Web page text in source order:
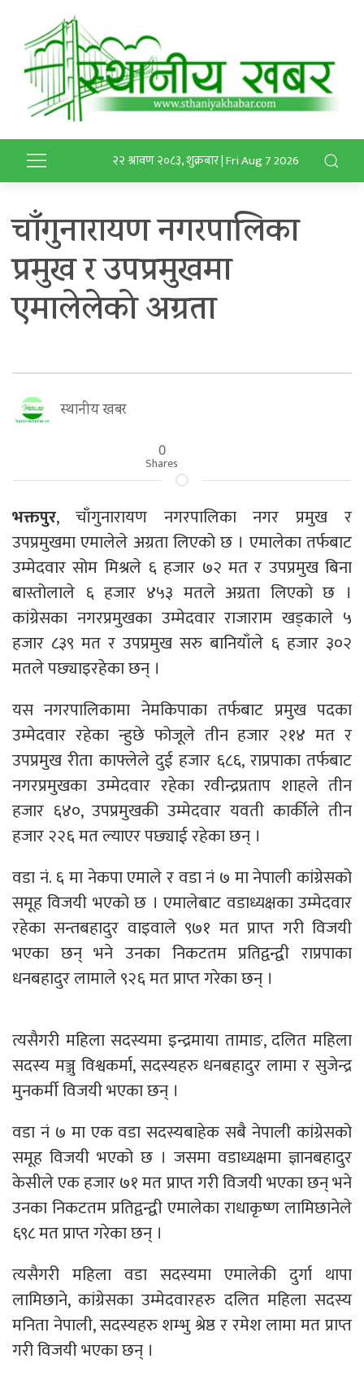
२२ श्रावण २०८३, शुक्रबार | Fri Aug 7 2026
चाँगुनारायण नगरपालिका
प्रमुख र उपप्रमुखमा
एमालेलेकाे अग्रता
स्थानीय खबर
0
Shares
भक्तपुर, चाँगुनारायण नगरपालिका नगर प्रमुख र
उपप्रमुखमा एमालेले अग्रता लिएको छ । एमालेका तर्फबाट
उम्मेदवार सोम मिश्रले ६ हजार ७२ मत र उपप्रमुख बिना
बास्तोलाले ६ हजार ४५३ मतले अग्रता लिएको छ ।
कांग्रेसका नगरप्रमुखका उम्मेदवार राजाराम खड्काले ५
हजार ८३९ मत र उपप्रमुख सरु बानियाँले ६ हजार ३०२
मतले पछ्याइरहेका छन् ।
यस नगरपालिकामा नेमकिपाका तर्फबाट प्रमुख पदका
उम्मेदवार रहेका न्हुछे फोजूले तीन हजार २१४ मत र
उपप्रमुख रीता काफ्लेले दुई हजार ६८६, राप्रपाका तर्फबाट
नगरप्रमुखका उम्मेदवार रहेका रवीन्द्रप्रताप शाहले तीन
हजार ६४०, उपप्रमुखकी उम्मेदवार यवती कार्कीले तीन
हजार २२६ मत ल्याएर पछ्याई रहेका छन् ।
वडा नं. ६ मा नेकपा एमाले र वडा नं ७ मा नेपाली कांग्रेसको
समूह विजयी भएको छ । एमालेबाट वडाध्यक्षका उम्मेदवार
रहेका सन्तबहादुर वाइवाले ९७१ मत प्राप्त गरी विजयी
भएका छन् भने उनका निकटतम प्रतिद्वन्द्वी राप्रपाका
धनबहादुर लामाले ९२६ मत प्राप्त गरेका छन् ।
त्यसैगरी महिला सदस्यमा इन्द्रमाया तामाङ, दलित महिला
सदस्य मञ्जु विश्वकर्मा, सदस्यहरु धनबहादुर लामा र सुजेन्द्र
मुनकर्मी विजयी भएका छन् ।
वडा नं ७ मा एक वडा सदस्यबाहेक सबै नेपाली कांग्रेसको
समूह विजयी भएको छ । जसमा वडाध्यक्षमा ज्ञानबहादुर
केसीले एक हजार ७१ मत प्राप्त गरी विजयी भएका छन् भने
उनका निकटतम प्रतिद्वन्द्वी एमालेका राधाकृष्ण लामिछानेले
६९८ मत प्राप्त गरेका छन् ।
त्यसैगरी महिला वडा सदस्यमा एमालेकी दुर्गा थापा
लामिछाने, कांग्रेसका उम्मेदवारहरु दलित महिला सदस्य
मनिता नेपाली, सदस्यहरु शम्भु श्रेष्ठ र रमेश लामा मत प्राप्त
गरी विजयी भएका छन् ।